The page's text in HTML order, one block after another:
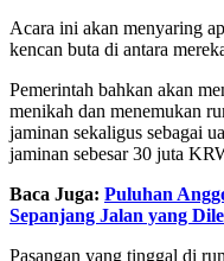
Acara ini akan menyaring
kencan buta di antara
Pemerintah bahkan akan
menikah dan menemukan
jaminan sekaligus sebagai
jaminan sebesar 30 juta
Baca Juga: Puluhan
Sepanjang Jalan yang
Pasangan yang tinggal di